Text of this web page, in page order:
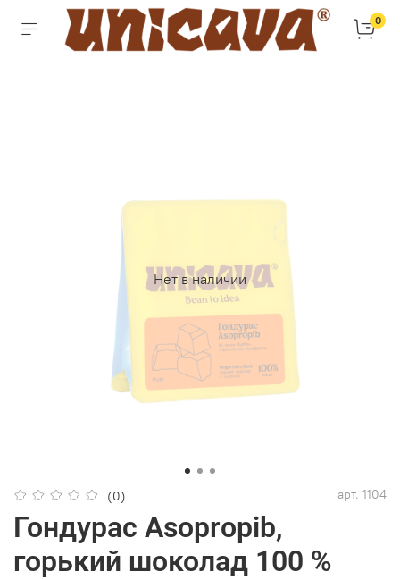
0
Нет в наличии
(0) арт. 1104
Гондурас Asopropib,
горький шоколад 100 %